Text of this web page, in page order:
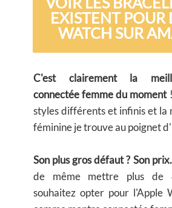
EXISTENT POUR
WATCH SUR
C'est clairement la
connectée femme du moment!
styles différents et infinis et la
féminine je trouve au poignet
Son plus gros défaut ? Son
de même mettre plus de
souhaitez opter pour l'Apple